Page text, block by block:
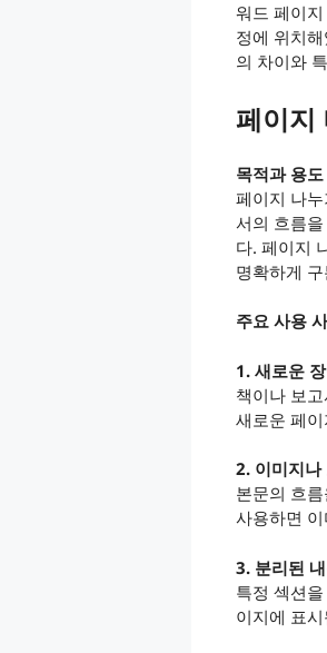
워드 페이
정에 위치
의 차이와
페이지
목적과 용도
페이지 나
서의 흐름
다. 페이지
명확하게
주요 사용
1. 새로운
책이나 보
새로운 페
2. 이미지나
본문의 흐
사용하면
3. 분리된
특정 섹션
이지에 표